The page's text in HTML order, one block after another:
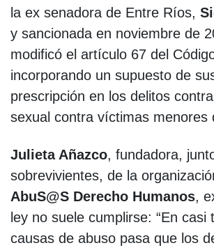
la ex senadora de Entre Ríos,
y sancionada en noviembre de
modificó el artículo 67 del
incorporando un supuesto de
prescripción en los delitos
sexual contra víctimas menores
Julieta Añazco, fundadora,
sobrevivientes, de la
AbuS@S Derecho Humanos,
ley no suele cumplirse: “En casi
causas de abuso pasa que los